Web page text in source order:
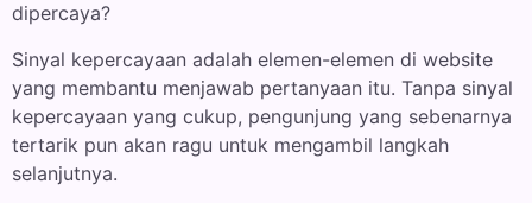
dipercaya?
Sinyal kepercayaan adalah elemen-elemen di website
yang membantu menjawab pertanyaan itu. Tanpa sinyal
kepercayaan yang cukup, pengunjung yang sebenarnya
tertarik pun akan ragu untuk mengambil langkah
selanjutnya.